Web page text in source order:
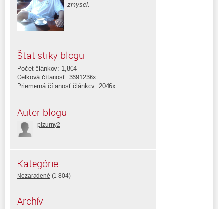
zmysel.
Štatistiky blogu
Počet článkov: 1,804
Celková čítanosť: 3691236x
Priemerná čítanosť článkov: 2046x
Autor blogu
pizurny2
Kategórie
Nezaradené (1 804)
Archív